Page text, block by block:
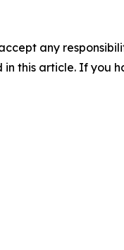
any
this article. If you